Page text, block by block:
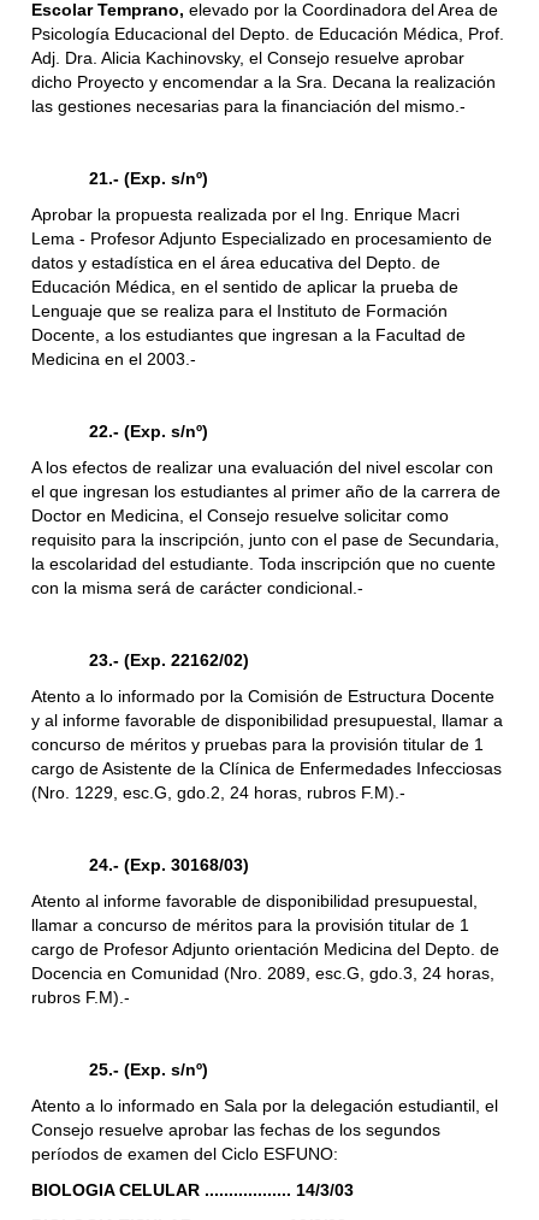
Escolar Temprano, elevado por la Coordinadora del Area de
Psicología Educacional del Depto. de Educación Médica, Prof.
Adj. Dra. Alicia Kachinovsky, el Consejo resuelve aprobar
dicho Proyecto y encomendar a la Sra. Decana la realización
las gestiones necesarias para la financiación del mismo.-
21.- (Exp. s/nº)
Aprobar la propuesta realizada por el Ing. Enrique Macri
Lema - Profesor Adjunto Especializado en procesamiento de
datos y estadística en el área educativa del Depto. de
Educación Médica, en el sentido de aplicar la prueba de
Lenguaje que se realiza para el Instituto de Formación
Docente, a los estudiantes que ingresan a la Facultad de
Medicina en el 2003.-
22.- (Exp. s/nº)
A los efectos de realizar una evaluación del nivel escolar con
el que ingresan los estudiantes al primer año de la carrera de
Doctor en Medicina, el Consejo resuelve solicitar como
requisito para la inscripción, junto con el pase de Secundaria,
la escolaridad del estudiante. Toda inscripción que no cuente
con la misma será de carácter condicional.-
23.- (Exp. 22162/02)
Atento a lo informado por la Comisión de Estructura Docente
y al informe favorable de disponibilidad presupuestal, llamar a
concurso de méritos y pruebas para la provisión titular de 1
cargo de Asistente de la Clínica de Enfermedades Infecciosas
(Nro. 1229, esc.G, gdo.2, 24 horas, rubros F.M).-
24.- (Exp. 30168/03)
Atento al informe favorable de disponibilidad presupuestal,
llamar a concurso de méritos para la provisión titular de 1
cargo de Profesor Adjunto orientación Medicina del Depto. de
Docencia en Comunidad (Nro. 2089, esc.G, gdo.3, 24 horas,
rubros F.M).-
25.- (Exp. s/nº)
Atento a lo informado en Sala por la delegación estudiantil, el
Consejo resuelve aprobar las fechas de los segundos
períodos de examen del Ciclo ESFUNO:
BIOLOGIA CELULAR .................. 14/3/03